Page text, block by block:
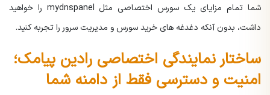
شما تمام مزایای یک سورس اختصاصی مثل mydnspanel را خواهید
داشت، بدون آنکه دغدغه های خرید سورس و مدیریت سرور را تجربه کنید.
ساختار نمایندگی اختصاصی رادین پیامک؛
امنیت و دسترسی فقط از دامنه شما